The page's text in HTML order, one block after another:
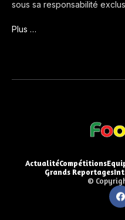
sous sa responsabilité
Plus …
ActualitéCompétitions
Grands Reportages
©